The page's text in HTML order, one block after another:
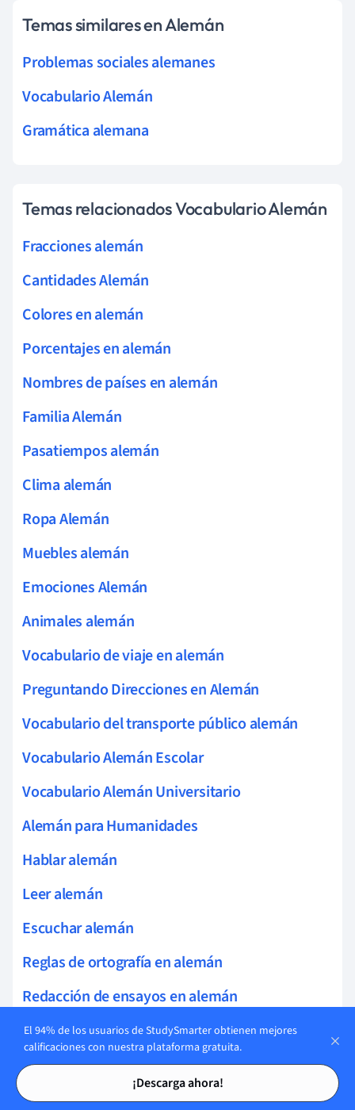
Tarjetas de estudio
Tarjetas de estudio
Temas similares en Alemán
Problemas sociales alemanes
Vocabulario Alemán
Gramática alemana
Temas relacionados Vocabulario Alemán
Fracciones alemán
Cantidades Alemán
Colores en alemán
Porcentajes en alemán
Nombres de países en alemán
Familia Alemán
Pasatiempos alemán
Clima alemán
Ropa Alemán
Muebles alemán
Emociones Alemán
Animales alemán
Vocabulario de viaje en alemán
Preguntando Direcciones en Alemán
Vocabulario del transporte público alemán
Vocabulario Alemán Escolar
Vocabulario Alemán Universitario
Alemán para Humanidades
Hablar alemán
Leer alemán
Escuchar alemán
Reglas de ortografía en alemán
Redacción de ensayos en alemán
Escritura de cartas en alemán
Vocabulario político en alemán
Lenguaje figurado en alemán
El 94% de los usuarios de StudySmarter obtienen mejores
calificaciones con nuestra plataforma gratuita.
¡Descarga ahora!